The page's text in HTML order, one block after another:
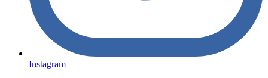
Instagram